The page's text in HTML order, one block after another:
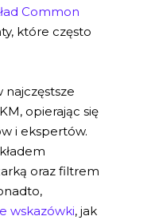
Common
które często
najczęstsze
opierając się
i ekspertów.
oraz filtrem
wskazówki, jak